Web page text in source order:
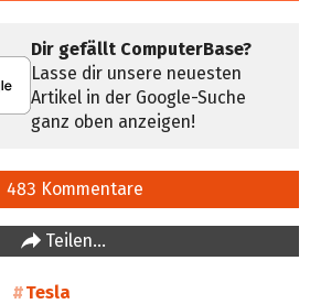
Dir gefällt ComputerBase?
Lasse dir unsere neuesten
Artikel in der Google-Suche
ganz oben anzeigen!
483 Kommentare
Teilen…
Tesla